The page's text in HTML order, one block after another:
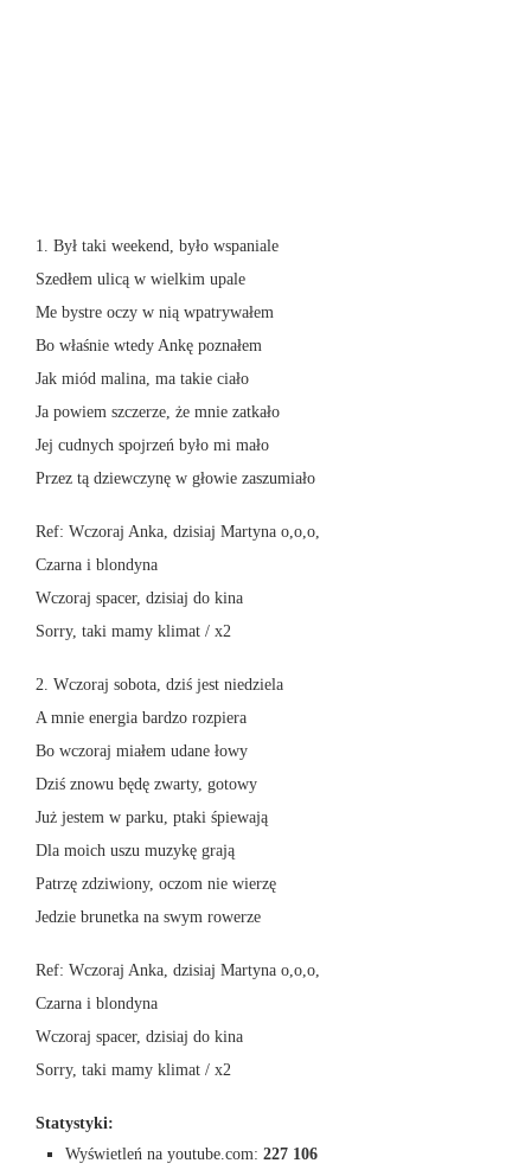
1. Był taki weekend, było wspaniale
Szedłem ulicą w wielkim upale
Me bystre oczy w nią wpatrywałem
Bo właśnie wtedy Ankę poznałem
Jak miód malina, ma takie ciało
Ja powiem szczerze, że mnie zatkało
Jej cudnych spojrzeń było mi mało
Przez tą dziewczynę w głowie zaszumiało
Ref: Wczoraj Anka, dzisiaj Martyna o,o,o,
Czarna i blondyna
Wczoraj spacer, dzisiaj do kina
Sorry, taki mamy klimat / x2
2. Wczoraj sobota, dziś jest niedziela
A mnie energia bardzo rozpiera
Bo wczoraj miałem udane łowy
Dziś znowu będę zwarty, gotowy
Już jestem w parku, ptaki śpiewają
Dla moich uszu muzykę grają
Patrzę zdziwiony, oczom nie wierzę
Jedzie brunetka na swym rowerze
Ref: Wczoraj Anka, dzisiaj Martyna o,o,o,
Czarna i blondyna
Wczoraj spacer, dzisiaj do kina
Sorry, taki mamy klimat / x2
Statystyki:
Wyświetleń na youtube.com: 227 106